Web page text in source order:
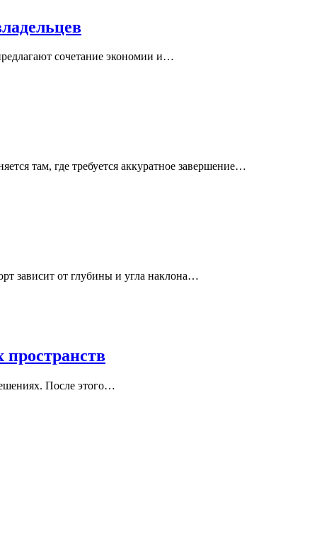
сочетание экономии и…
там, где требуется аккуратное завершение…
зависит от глубины и угла наклона…
После этого…